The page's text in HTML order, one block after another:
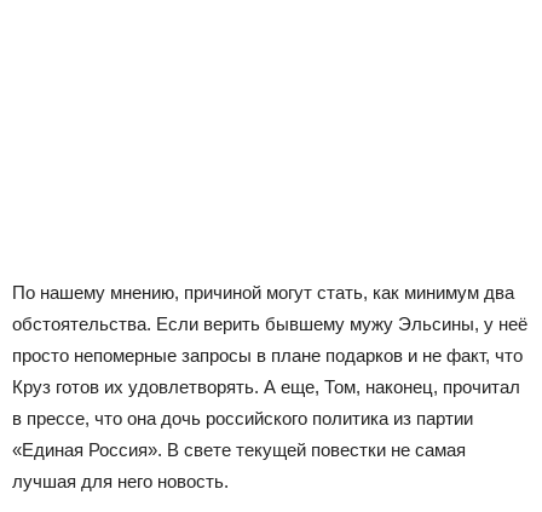
По нашему мнению, причиной могут стать, как минимум два
обстоятельства. Если верить бывшему мужу Эльсины, у неё
просто непомерные запросы в плане подарков и не факт, что
Круз готов их удовлетворять. А еще, Том, наконец, прочитал
в прессе, что она дочь российского политика из партии
«Единая Россия». В свете текущей повестки не самая
лучшая для него новость.